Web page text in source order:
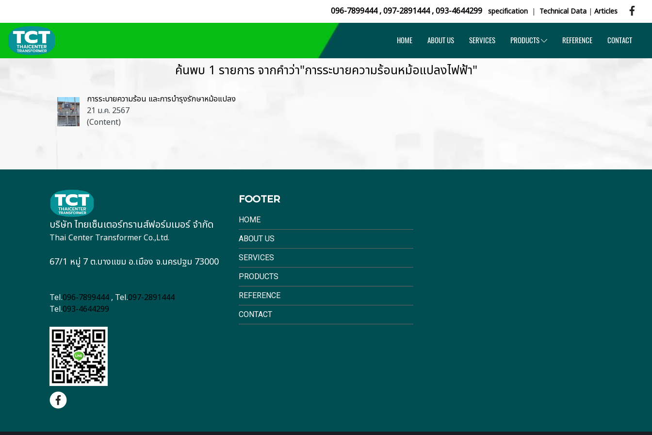
096-7899444,097-2891444,093-4644299 specification | Technical Data | Articles
HOME ABOUT US SERVICES PRODUCTS REFERENCE CONTACT
ค้นพบ 1 รายการ จากคำว่า"การระบายความร้อนหม้อแปลงไฟฟ้า"
การระบายความร้อน และการบำรุงรักษาหม้อแปลง
21 ม.ค. 2567
(Content)
บริษัท ไทยเซ็นเตอร์ทรานส์ฟอร์มเมอร์ จำกัด
Thai Center Transformer Co.,Ltd.
67/1 หมู่ 7 ต.บางแขม อ.เมือง จ.นครปฐม 73000
Tel.096-7899444 , Tel.097-2891444
Tel.093-4644299
FOOTER
HOME
ABOUT US
SERVICES
PRODUCTS
REFERENCE
CONTACT